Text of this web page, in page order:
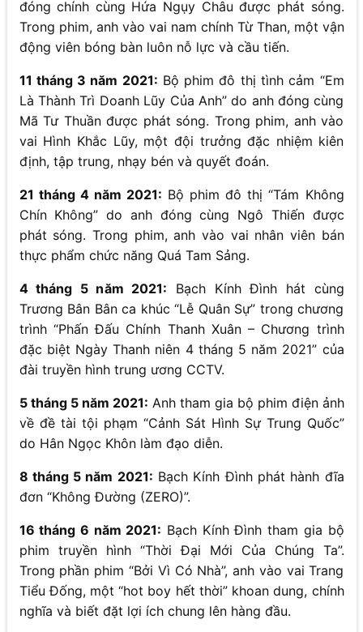
đóng chính cùng Hứa Ngụy Châu được phát sóng.
Trong phim, anh vào vai nam chính Từ Than, một vận
động viên bóng bàn luôn nỗ lực và cầu tiến.
11 tháng 3 năm 2021: Bộ phim đô thị tình cảm “Em
Là Thành Trì Doanh Lũy Của Anh” do anh đóng cùng
Mã Tư Thuần được phát sóng. Trong phim, anh vào
vai Hình Khắc Lũy, một đội trưởng đặc nhiệm kiên
định, tập trung, nhạy bén và quyết đoán.
21 tháng 4 năm 2021: Bộ phim đô thị “Tám Không
Chín Không” do anh đóng cùng Ngô Thiến được
phát sóng. Trong phim, anh vào vai nhân viên bán
thực phẩm chức năng Quá Tam Sảng.
4 tháng 5 năm 2021: Bạch Kính Đình hát cùng
Trương Bân Bân ca khúc “Lễ Quân Sự” trong chương
trình “Phấn Đấu Chính Thanh Xuân – Chương trình
đặc biệt Ngày Thanh niên 4 tháng 5 năm 2021” của
đài truyền hình trung ương CCTV.
5 tháng 5 năm 2021: Anh tham gia bộ phim điện ảnh
về đề tài tội phạm “Cảnh Sát Hình Sự Trung Quốc”
do Hân Ngọc Khôn làm đạo diễn.
8 tháng 5 năm 2021: Bạch Kính Đình phát hành đĩa
đơn “Không Đường (ZERO)”.
16 tháng 6 năm 2021: Bạch Kính Đình tham gia bộ
phim truyền hình “Thời Đại Mới Của Chúng Ta”.
Trong phần phim “Bởi Vì Có Nhà”, anh vào vai Trang
Tiểu Đống, một “hot boy hết thời” khoan dung, chính
nghĩa và biết đặt lợi ích chung lên hàng đầu.